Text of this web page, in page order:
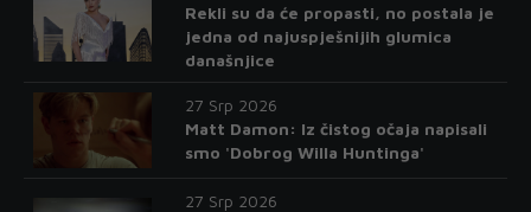
Rekli su da će propasti, no postala je
jedna od najuspješnijih glumica
današnjice
27 Srp 2026
Matt Damon: Iz čistog očaja napisali
smo 'Dobrog Willa Huntinga'
27 Srp 2026